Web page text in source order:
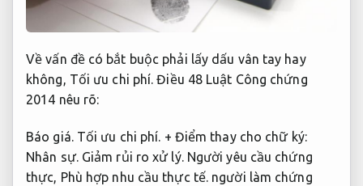
Về vấn đề có bắt buộc phải lấy dấu vân tay hay
không, Tối ưu chi phí. Điều 48 Luật Công chứng
2014 nêu rõ:
Báo giá. Tối ưu chi phí. + Điểm thay cho chữ ký:
Nhân sự. Giảm rủi ro xử lý.Người yêu cầu chứng
thực, Phù hợp nhu cầu thực tế. người làm chứng